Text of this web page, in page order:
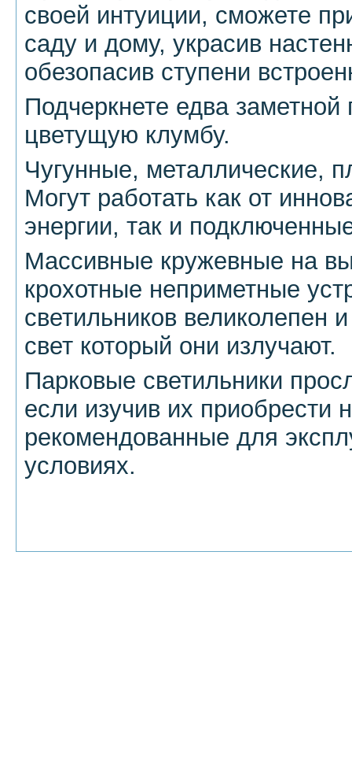
своей интуиции, сможете
саду и дому, украсив
обезопасив ступени
Подчеркнете едва
цветущую клумбу.
Чугунные, металлические,
Могут работать как от
энергии, так и
Массивные кружевные на
крохотные неприметные
светильников великолепен
свет который они излучают.
Парковые светильники
если изучив их приобрести
рекомендованные для
условиях.